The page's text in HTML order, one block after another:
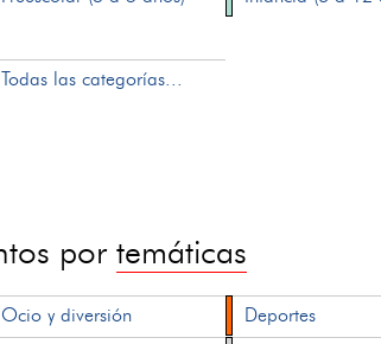
Todas las categorías...
portemáticas
Ocio y diversión Deportes